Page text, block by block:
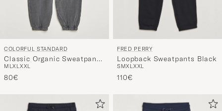
COLORFUL STANDARD
Classic Organic Sweatpants
Faded Black
M LXLXXL
80€
FRED PERRY
Loopback Sweatpants Black
SMXLXXL
110€